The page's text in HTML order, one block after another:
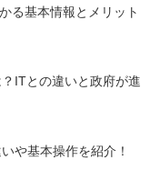
る基本情報とメリット
ITとの違いと政府が進
や基本操作を紹介！